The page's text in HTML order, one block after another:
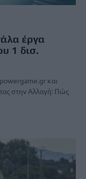
έργα
1 δισ.
και
στην Αλλαγή: Πώς